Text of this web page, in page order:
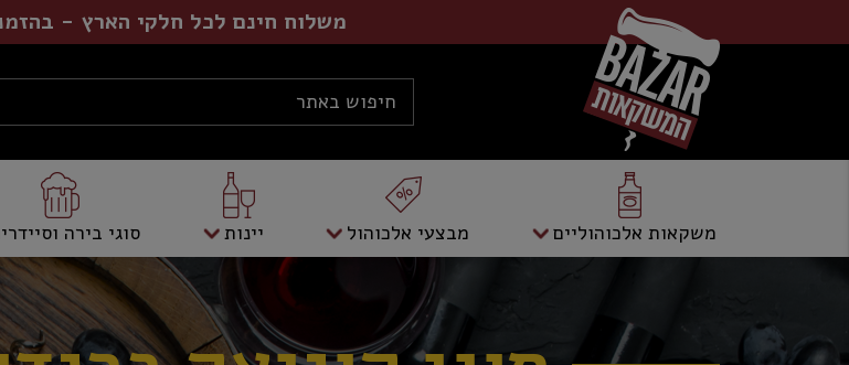
משלוח חינם לכל חלקי הארץ - בהזמנה
משקאות אלכוהוליים מבצעי אלכוהול יינות סוגי בירה